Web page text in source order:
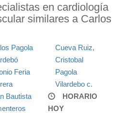
en cardiología
similares a Carlos
Pagola
Cueva Ruiz,
Cristobal
Feria
Pagola
Vilardebo c.
Bautista
HORARIO
HOY